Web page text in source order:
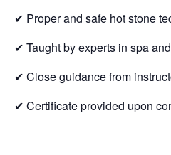
✔ Proper and safe hot stone
✔ Taught by experts in spa
✔ Close guidance from
✔ Certificate provided upon